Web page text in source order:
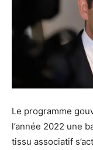
Le programme
l’année 2022 une
tissu associatif